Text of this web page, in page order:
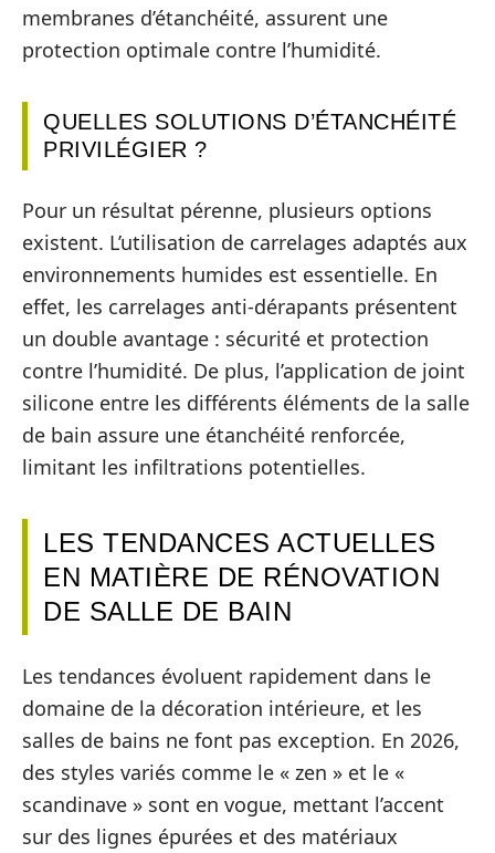
membranes d’étanchéité, assurent une
protection optimale contre l’humidité.
QUELLES SOLUTIONS D’ÉTANCHÉITÉ
PRIVILÉGIER ?
Pour un résultat pérenne, plusieurs options
existent. L’utilisation de carrelages adaptés aux
environnements humides est essentielle. En
effet, les carrelages anti-dérapants présentent
un double avantage : sécurité et protection
contre l’humidité. De plus, l’application de joint
silicone entre les différents éléments de la salle
de bain assure une étanchéité renforcée,
limitant les infiltrations potentielles.
LES TENDANCES ACTUELLES
EN MATIÈRE DE RÉNOVATION
DE SALLE DE BAIN
Les tendances évoluent rapidement dans le
domaine de la décoration intérieure, et les
salles de bains ne font pas exception. En 2026,
des styles variés comme le « zen » et le «
scandinave » sont en vogue, mettant l’accent
sur des lignes épurées et des matériaux